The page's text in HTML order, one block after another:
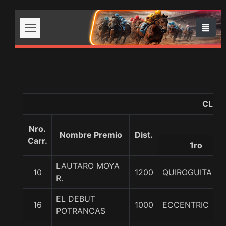
Nro.
Carr.
Nombre Premio
Dist.
1ro
10
LAUTARO MOYA
R.
1200 QUIROGUITA
16
EL DEBUT
POTRANCAS
1000 ECCENTRIC